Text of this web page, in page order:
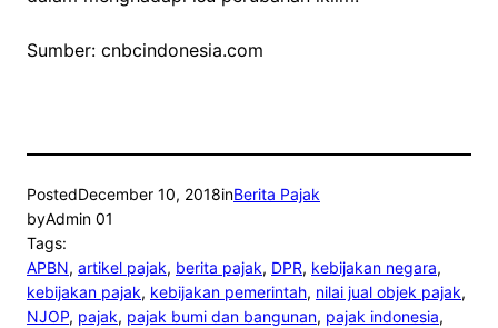
Sumber: cnbcindonesia.com
PostedDecember 10, 2018inBerita Pajak
byAdmin 01
Tags:
APBN, artikel pajak, berita pajak, DPR, kebijakan negara
kebijakan pajak, kebijakan pemerintah, nilai jual objek pajak
NJOP, pajak, pajak bumi dan bangunan, pajak indonesia